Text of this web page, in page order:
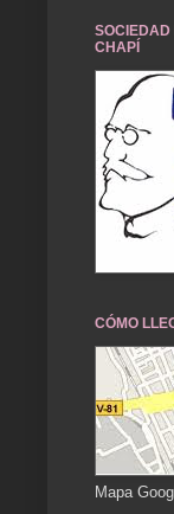
SOCIEDAD
CHAPÍ
CÓMO
Mapa